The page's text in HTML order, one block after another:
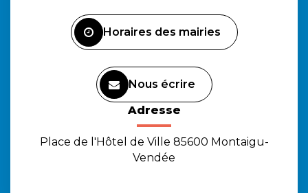
Horaires des mairies
Nous écrire
Adresse
Place de l'Hôtel de Ville 85600 Montaigu-
Vendée